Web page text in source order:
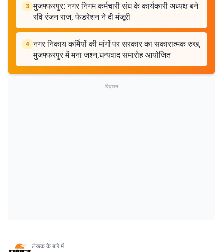
3 मुजफ्फरपुर: नगर निगम कर्मचारी संघ के कार्यकारी अध्यक्ष बने
रवि रंजन राज, फेडरेशन ने दी मंजूरी
4 नगर निकाय कर्मियों की मांगों पर सरकार का सकारात्मक रुख,
मुजफ्फरपुर में मना जश्न,धन्यवाद समारोह आयोजित
विज्ञापन
लेखक के बारे में